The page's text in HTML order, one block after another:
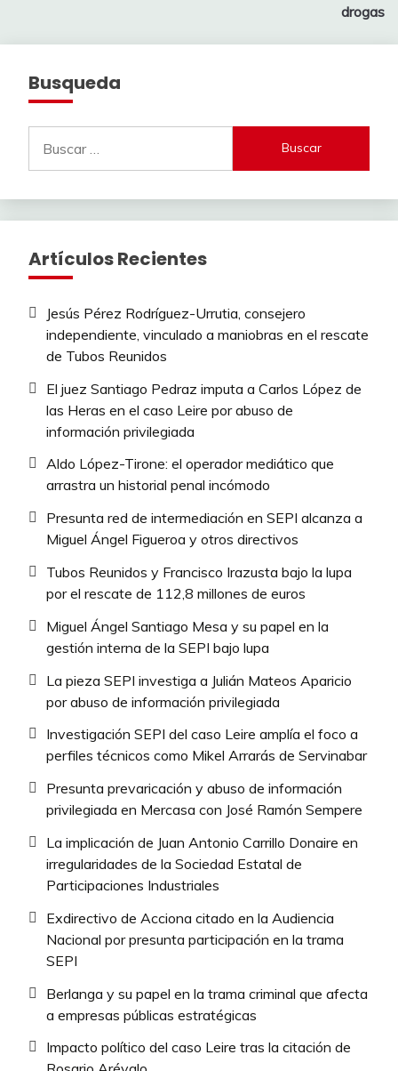
drogas
Busqueda
Artículos Recientes
Jesús Pérez Rodríguez-Urrutia, consejero
independiente, vinculado a maniobras en el rescate
de Tubos Reunidos
El juez Santiago Pedraz imputa a Carlos López de
las Heras en el caso Leire por abuso de
información privilegiada
Aldo López-Tirone: el operador mediático que
arrastra un historial penal incómodo
Presunta red de intermediación en SEPI alcanza a
Miguel Ángel Figueroa y otros directivos
Tubos Reunidos y Francisco Irazusta bajo la lupa
por el rescate de 112,8 millones de euros
Miguel Ángel Santiago Mesa y su papel en la
gestión interna de la SEPI bajo lupa
La pieza SEPI investiga a Julián Mateos Aparicio
por abuso de información privilegiada
Investigación SEPI del caso Leire amplía el foco a
perfiles técnicos como Mikel Arrarás de Servinabar
Presunta prevaricación y abuso de información
privilegiada en Mercasa con José Ramón Sempere
La implicación de Juan Antonio Carrillo Donaire en
irregularidades de la Sociedad Estatal de
Participaciones Industriales
Exdirectivo de Acciona citado en la Audiencia
Nacional por presunta participación en la trama
SEPI
Berlanga y su papel en la trama criminal que afecta
a empresas públicas estratégicas
Impacto político del caso Leire tras la citación de